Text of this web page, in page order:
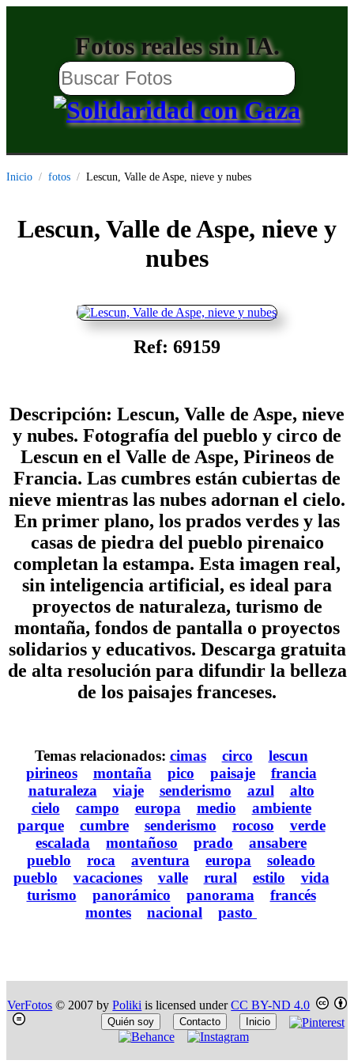
Fotos reales sin IA.
Inicio fotos Lescun, Valle de Aspe, nieve y nubes
Lescun, Valle de Aspe, nieve y
nubes
Ref: 69159
Descripción: Lescun, Valle de Aspe, nieve
y nubes. Fotografía del pueblo y circo de
Lescun en el Valle de Aspe, Pirineos de
Francia. Las cumbres están cubiertas de
nieve mientras las nubes adornan el cielo.
En primer plano, los prados verdes y las
casas de piedra del pueblo pirenaico
completan la estampa. Esta imagen real,
sin inteligencia artificial, es ideal para
proyectos de naturaleza, turismo de
montaña, fondos de pantalla o proyectos
solidarios y educativos. Descarga gratuita
de alta resolución para difundir la belleza
de los paisajes franceses.
Temas relacionados: cimas circo
lescun
pirineos
montaña pico paisaje
francia
naturaleza
viaje senderismo azul
alto
cielo
campo europa medio
ambiente
parque
cumbre senderismo rocoso
verde
escalada
montañoso prado
ansabere
pueblo
roca aventura europa
soleado
pueblo
vacaciones valle rural estilo
vida
turismo
panorámico panorama
francés
montes
nacional pasto
VerFotos © 2007 byPoliki is licensed underCC BY-ND 4.0
Quién soy Contacto Inicio